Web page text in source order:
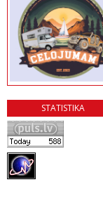
STATISTIKA